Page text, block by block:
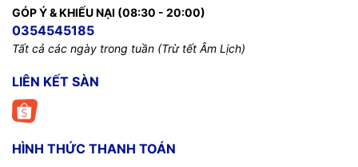
GÓP Ý & KHIẾU NẠI (08:30 - 20:00)
0354545185
Tất cả các ngày trong tuần (Trừ tết Âm Lịch)
LIÊN KẾT SÀN
HÌNH THỨC THANH TOÁN